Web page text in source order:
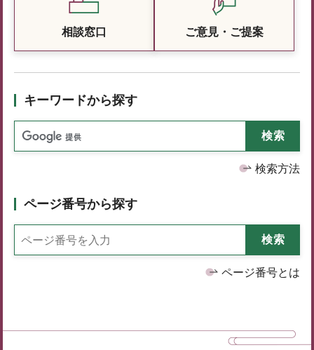
相談窓口 ご意見・ご提案
キーワードから探す
検索方法
ページ番号から探す
ページ番号とは